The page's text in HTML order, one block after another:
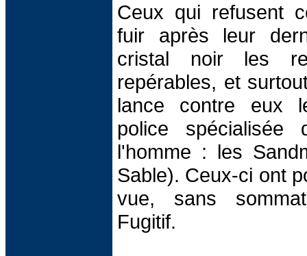
Ceux qui refusent
fuir après leur
cristal noir les
repérables, et
lance contre eux
police
l'homme : les
Sable). Ceux-ci ont
vue, sans
Fugitif.